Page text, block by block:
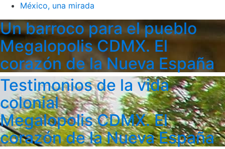
México, una mirada
Un barroco para el pueblo
Megalopolis CDMX. El
corazón de la Nueva España
Testimonios de la vida
colonial
Megalopolis CDMX. El
corazón de la Nueva España